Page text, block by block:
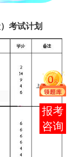
考试计划
报考
咨询